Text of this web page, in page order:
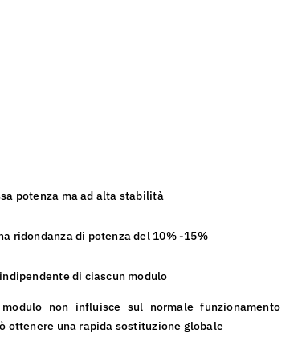
potenza ma ad alta stabilità
ridondanza di potenza del 10% -15%
di ciascun modulo
non influisce sul normale funzionamento
ottenere una rapida sostituzione globale